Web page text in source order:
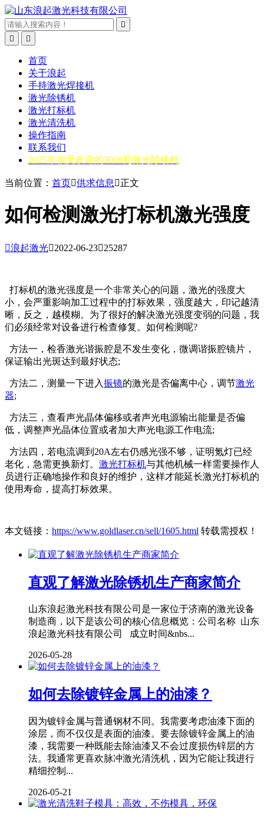



首页
关于浪起
手持激光焊接机
激光除锈机
激光打标机
激光清洗机
操作指南
联系我们
2025年很受欢迎的3000瓦激光除锈机
当前位置： 首页供求信息 正文
如何检测激光打标机激光强度
浪起激光2022-06-2325287
打标机的激光强度是一个非常关心的问题，激光的强度大
小，会严重影响加工过程中的打标效果，强度越大，印记越清
晰，反之，越模糊。为了很好的解决激光强度变弱的问题，我
们必须经常对设备进行检查修复。如何检测呢?
方法一，检香激光谐振腔是不发生变化，微调谐振腔镜片，
保证输出光斑达到最好状态;
方法二，测量一下进入振镜的激光是否偏离中心，调节激光
器;
方法三，查看声光晶体偏移或者声光电源输出能量是否偏
低，调整声光晶体位置或者加大声光电源工作电流;
方法四，若电流调到20A左右仍感光强不够，证明氪灯已经
老化，急需更换新灯。 激光打标机与其他机械一样需要操作人
员进行正确地操作和良好的维护，这样才能延长激光打标机的
使用寿命，提高打标效果。
本文链接： https://www.goldlaser.cn/sell/1605.html 转载需授权！
直观了解激光除锈机生产商家简介
山东浪起激光科技有限公司是一家位于济南的激光设备
制造商，以下是该公司的核心信息概览：公司名称 山东
浪起激光科技有限公司 成立时间&nbs...
2026-05-28
如何去除镀锌金属上的油漆？
因为镀锌金属与普通钢材不同。我需要考虑油漆下面的
涂层，而不仅仅是表面的油漆。要去除镀锌金属上的油
漆，我需要一种既能去除油漆又不会过度损伤锌层的方
法。我通常更喜欢脉冲激光清洗机，因为它能让我进行
精细控制...
2026-05-21